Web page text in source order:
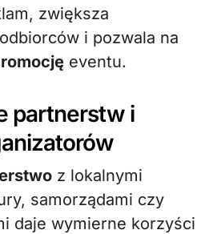
zwiększa
odbiorców i pozwala na
eventu.
partnerstw i
z lokalnymi
samorządami czy
daje wymierne korzyści